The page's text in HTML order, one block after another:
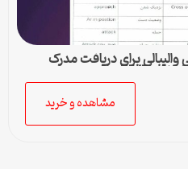
برای دریافت مدرک
مشاهده و خرید